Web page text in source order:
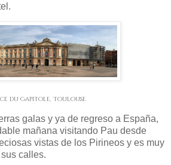
du Capitole, Toulouse
galas y ya de regreso a España,
mañana visitando Pau desde
vistas de los Pirineos y es muy
calles.